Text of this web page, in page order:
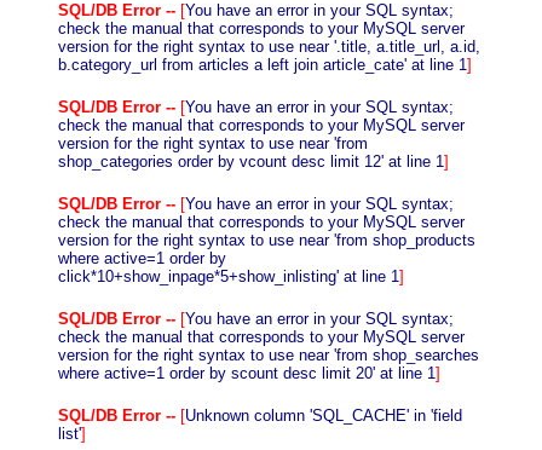
SQL/DB Error -- [You have an error in your SQL syntax;
check the manual that corresponds to your MySQL server
version for the right syntax to use near '.title, a.title_url, a.id,
b.category_url from articles a left join article_cate' at line 1]
SQL/DB Error -- [You have an error in your SQL syntax;
check the manual that corresponds to your MySQL server
version for the right syntax to use near 'from
shop_categories order by vcount desc limit 12' at line 1]
SQL/DB Error -- [You have an error in your SQL syntax;
check the manual that corresponds to your MySQL server
version for the right syntax to use near 'from shop_products
where active=1 order by
click*10+show_inpage*5+show_inlisting' at line 1]
SQL/DB Error -- [You have an error in your SQL syntax;
check the manual that corresponds to your MySQL server
version for the right syntax to use near 'from shop_searches
where active=1 order by scount desc limit 20' at line 1]
SQL/DB Error -- [Unknown column 'SQL_CACHE' in 'field
list']